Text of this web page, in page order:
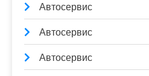
Автосервис
Автосервис
Автосервис